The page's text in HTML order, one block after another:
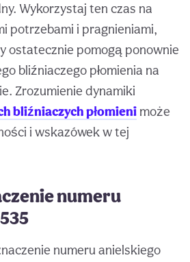
Wykorzystaj ten czas na
potrzebami i pragnieniami,
ostatecznie pomogą ponownie
bliźniaczego płomienia na
Zrozumienie dynamiki
bliźniaczych płomieni może
i wskazówek w tej
numeru
numeru anielskiego